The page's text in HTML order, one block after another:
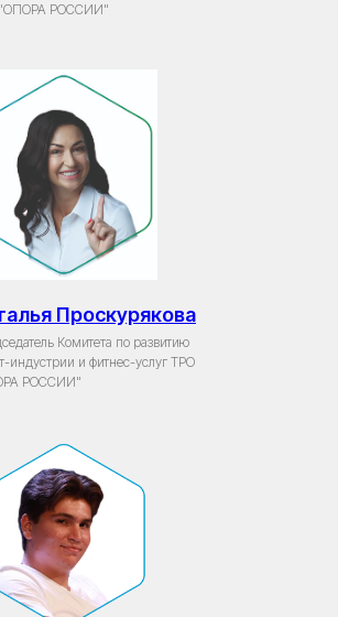
РОССИИ"
Проскурякова
Комитета по развитию
индустрии и фитнес-услуг ТРО
РОССИИ"